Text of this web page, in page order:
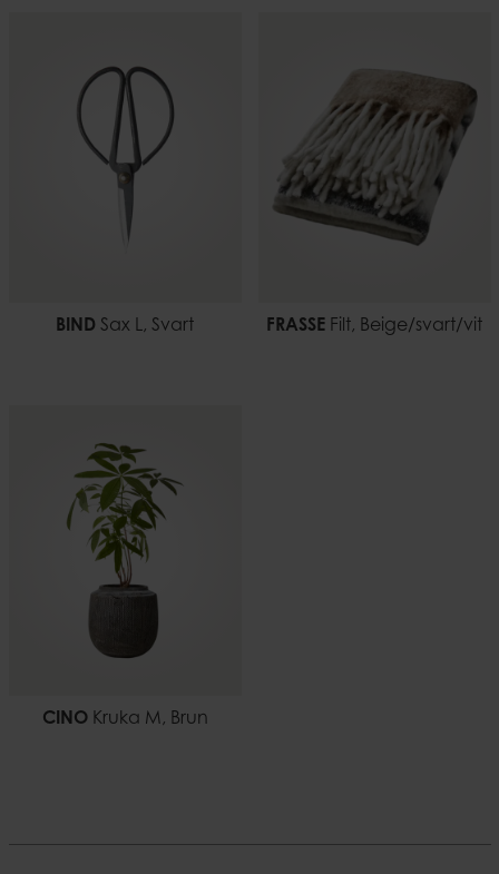
BIND Sax L, Svart FRASSE Filt, Beige/svart/vit
CINOKruka M, Brun